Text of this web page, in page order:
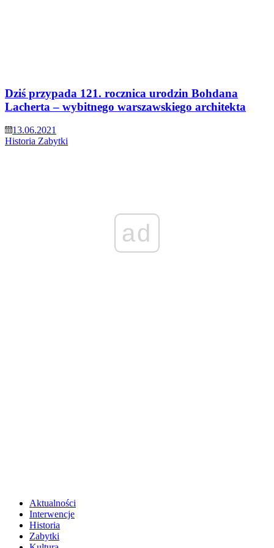
Dziś przypada 121. rocznica urodzin Bohdana
Lacherta – wybitnego warszawskiego architekta
13.06.2021
Historia Zabytki
ad
Aktualności
Interwencje
Historia
Zabytki